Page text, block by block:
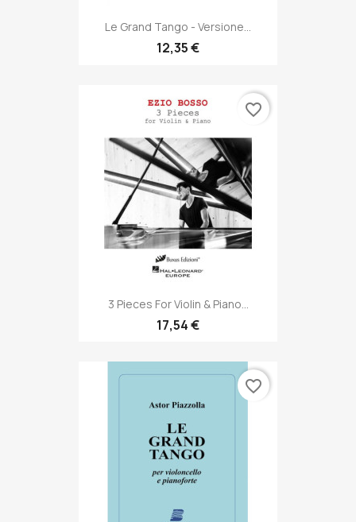
Le Grand Tango - Versione...
12,35 €
3 Pieces For Violin & Piano...
17,54 €
favorite_border
favorite_border